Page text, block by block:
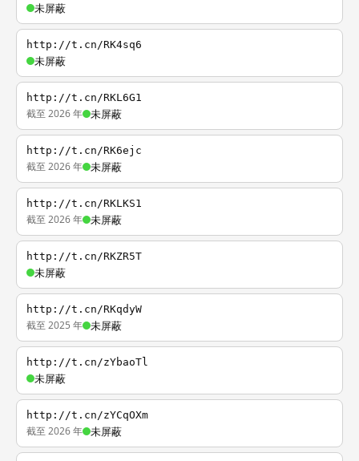
未屏蔽
http://t.cn/RK4sq6
未屏蔽
http://t.cn/RKL6G1
截至 2026 年 未屏蔽
http://t.cn/RK6ejc
截至 2026 年 未屏蔽
http://t.cn/RKLKS1
截至 2026 年 未屏蔽
http://t.cn/RKZR5T
未屏蔽
http://t.cn/RKqdyW
截至 2025 年 未屏蔽
http://t.cn/zYbaoTl
未屏蔽
http://t.cn/zYCqOXm
截至 2026 年 未屏蔽